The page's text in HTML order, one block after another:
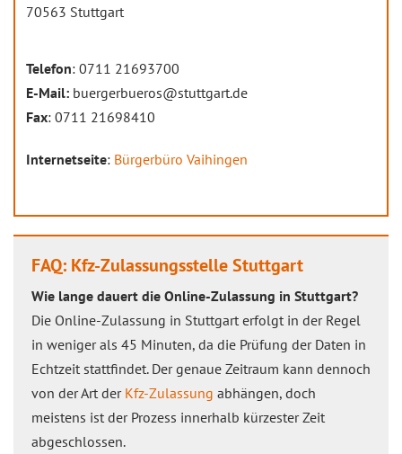
70563 Stuttgart
Telefon: 0711 21693700
E-Mail: buergerbueros@stuttgart.de
Fax: 0711 21698410
Internetseite: Bürgerbüro Vaihingen
FAQ: Kfz-Zulassungsstelle Stuttgart
Wie lange dauert die Online-Zulassung in Stuttgart?
Die Online-Zulassung in Stuttgart erfolgt in der Regel
in weniger als 45 Minuten, da die Prüfung der Daten in
Echtzeit stattfindet. Der genaue Zeitraum kann dennoch
von der Art der Kfz-Zulassung abhängen, doch
meistens ist der Prozess innerhalb kürzester Zeit
abgeschlossen.